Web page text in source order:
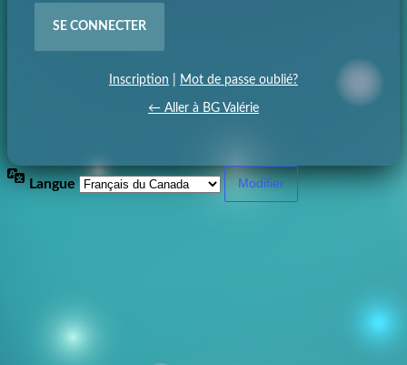
Inscription Mot de passe oublié?
← Aller à BG Valérie
Langue